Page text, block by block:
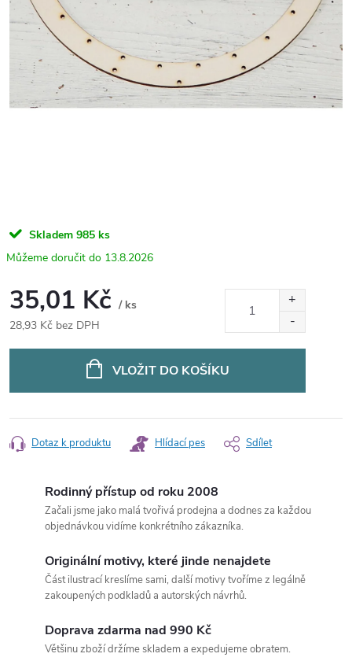
Skladem 985 ks
13.8.2026
35,01 Kč / ks
28,93 Kč bez DPH
VLOŽIT DO KOŠÍKU
Dotaz k produktu Hlídací pes Sdílet
Rodinný přístup od roku 2008
Začali jsme jako malá tvořivá prodejna a dodnes za každou
objednávkou vidíme konkrétního zákazníka.
Originální motivy, které jinde nenajdete
Část ilustrací kreslíme sami, další motivy tvoříme z legálně
zakoupených podkladů a autorských návrhů.
Doprava zdarma nad 990 Kč
Většinu zboží držíme skladem a expedujeme obratem.